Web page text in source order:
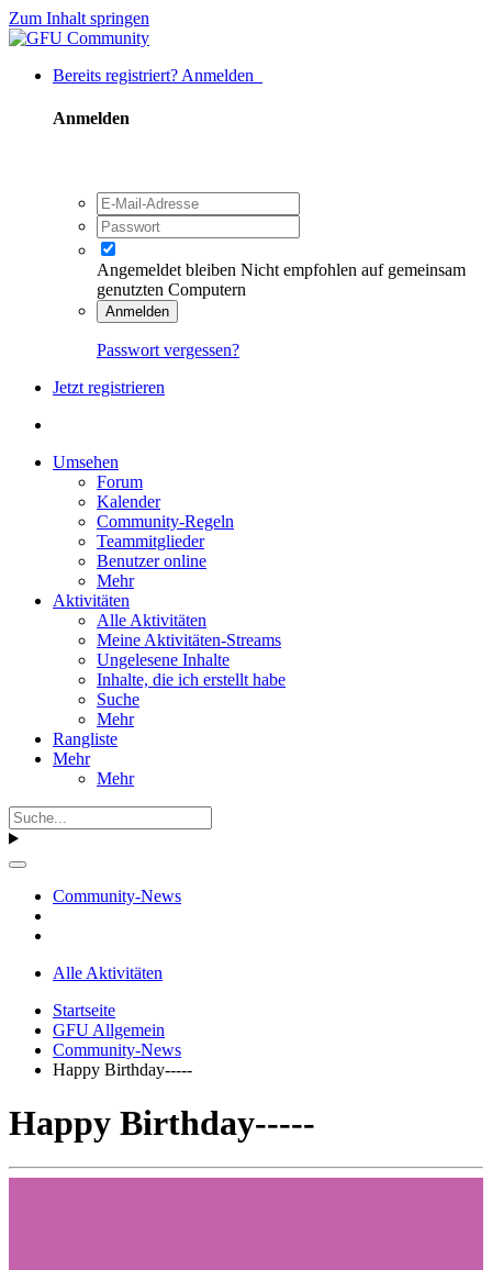
Zum Inhalt springen
Bereits registriert? Anmelden
Anmelden
Angemeldet bleiben Nicht empfohlen auf gemeinsam
genutzten Computern
Anmelden
Passwort vergessen?
Jetzt registrieren
Umsehen
Forum
Kalender
Community-Regeln
Teammitglieder
Benutzer online
Mehr
Aktivitäten
Alle Aktivitäten
Meine Aktivitäten-Streams
Ungelesene Inhalte
Inhalte, die ich erstellt habe
Suche
Mehr
Rangliste
Mehr
Mehr
Community-News
Alle Aktivitäten
Startseite
GFU Allgemein
Community-News
Happy Birthday-----
Happy Birthday-----